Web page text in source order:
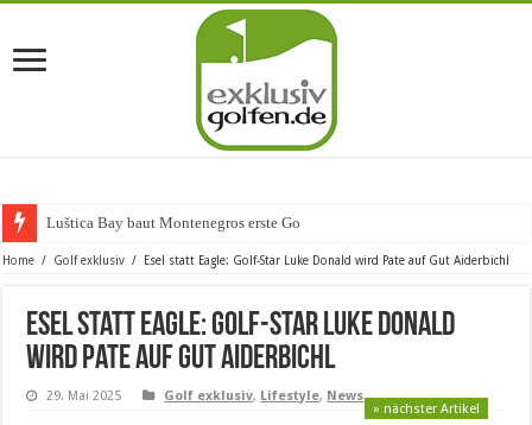
Luštica Bay baut Montenegros erste Golf-Community
Home / Golf exklusiv / Esel statt Eagle: Golf-Star Luke Donald wird Pate auf Gut Aiderbichl
Esel statt Eagle: Golf-Star Luke Donald
wird Pate auf Gut Aiderbichl
29. Mai 2025 Golf exklusiv, Lifestyle, News
» nächster Artikel